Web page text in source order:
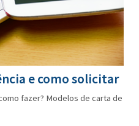
e como solicitar
fazer? Modelos de carta de